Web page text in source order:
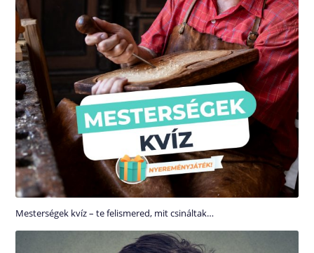
Mesterségek kvíz – te felismered, mit csináltak…